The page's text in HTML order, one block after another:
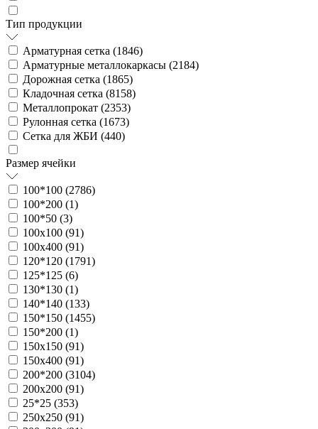
Тип продукции
Арматурная сетка (1846)
Арматурные металлокаркасы (2184)
Дорожная сетка (1865)
Кладочная сетка (8158)
Металлопрокат (2353)
Рулонная сетка (1673)
Сетка для ЖБИ (440)
Размер ячейки
100*100 (2786)
100*200 (1)
100*50 (3)
100х100 (91)
100х400 (91)
120*120 (1791)
125*125 (6)
130*130 (1)
140*140 (133)
150*150 (1455)
150*200 (1)
150х150 (91)
150х400 (91)
200*200 (3104)
200х200 (91)
25*25 (353)
250х250 (91)